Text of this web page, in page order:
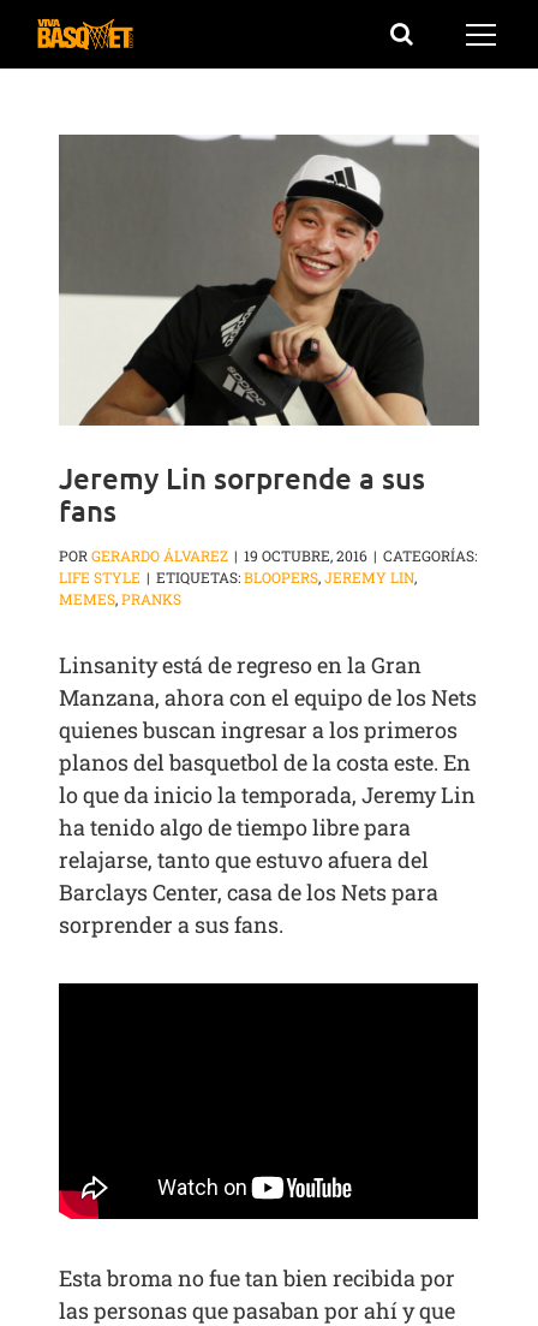
Saltar
Jeremy Lin sorprende a sus
fans
PORGERARDO ÁLVAREZ | 19 OCTUBRE, 2016 | CATEGORÍAS:
LIFE STYLE | ETIQUETAS:BLOOPERS,JEREMY LIN,
MEMES,PRANKS
Linsanity está de regreso en la Gran
Manzana, ahora con el equipo de los Nets
quienes buscan ingresar a los primeros
planos del basquetbol de la costa este. En
lo que da inicio la temporada, Jeremy Lin
ha tenido algo de tiempo libre para
relajarse, tanto que estuvo afuera del
Barclays Center, casa de los Nets para
sorprender a sus fans.
Esta broma no fue tan bien recibida por
las personas que pasaban por ahí y que